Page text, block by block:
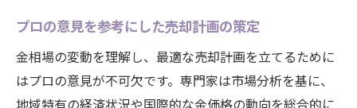
プロの意見を参考にした売却計画の策定
金相場の変動を理解し、最適な売却計画を立てるために
はプロの意見が不可欠です。専門家は市場分析を基に、
地域特有の経済状況や国際的な金価格の動向を総合的に